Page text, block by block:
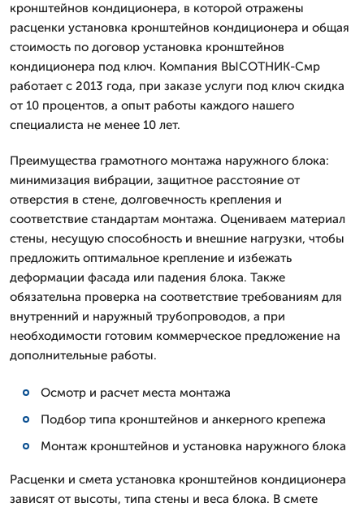
кронштейнов кондиционера, в которой отражены
расценки установка кронштейнов кондиционера и общая
стоимость по договор установка кронштейнов
кондиционера под ключ. Компания ВЫСОТНИК-Смр
работает с 2013 года, при заказе услуги под ключ скидка
от 10 процентов, а опыт работы каждого нашего
специалиста не менее 10 лет.
Преимущества грамотного монтажа наружного блока:
минимизация вибрации, защитное расстояние от
отверстия в стене, долговечность крепления и
соответствие стандартам монтажа. Оцениваем материал
стены, несущую способность и внешние нагрузки, чтобы
предложить оптимальное крепление и избежать
деформации фасада или падения блока. Также
обязательна проверка на соответствие требованиям для
внутренний и наружный трубопроводов, а при
необходимости готовим коммерческое предложение на
дополнительные работы.
Осмотр и расчет места монтажа
Подбор типа кронштейнов и анкерного крепежа
Монтаж кронштейнов и установка наружного блока
Расценки и смета установка кронштейнов кондиционера
зависят от высоты, типа стены и веса блока. В смете